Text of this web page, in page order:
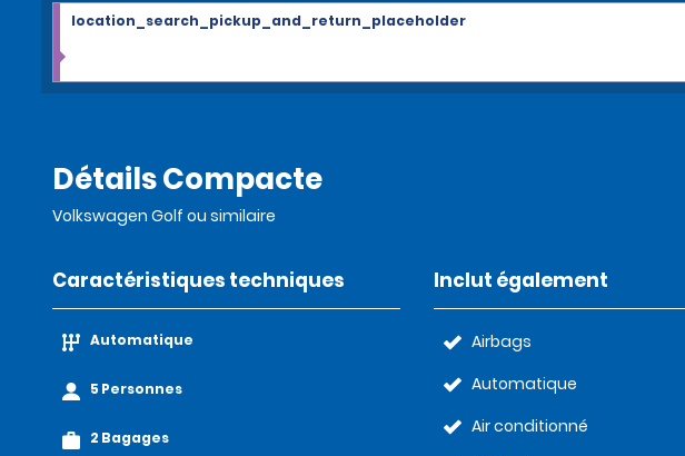
location_search_pickup_and_return_placeholder
Détails Compacte
Volkswagen Golf ou similaire
Caractéristiques techniques
Automatique
5 Personnes
2 Bagages
Inclut également
Airbags
Automatique
Air conditionné